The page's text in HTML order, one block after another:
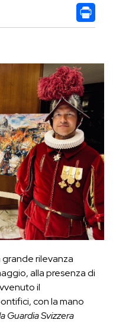
grande rilevanza
alla presenza di
il
con la mano
Guardia Svizzera